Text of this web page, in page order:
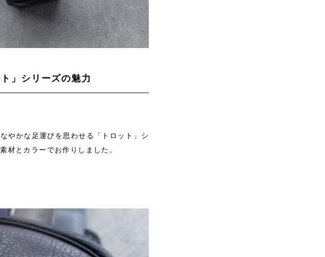
」シリーズの魅力
やかな足運びを思わせる「トロット」シ
材とカラーでお作りしました。